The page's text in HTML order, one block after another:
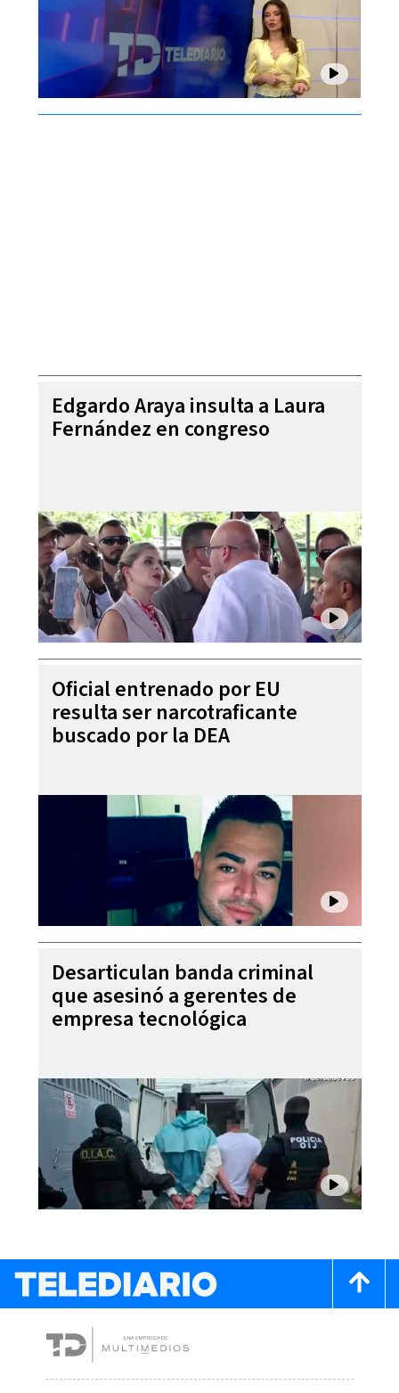
Edgardo Araya insulta a Laura
Fernández en congreso
Oficial entrenado por EU
resulta ser narcotraficante
buscado por la DEA
Desarticulan banda criminal
que asesinó a gerentes de
empresa tecnológica